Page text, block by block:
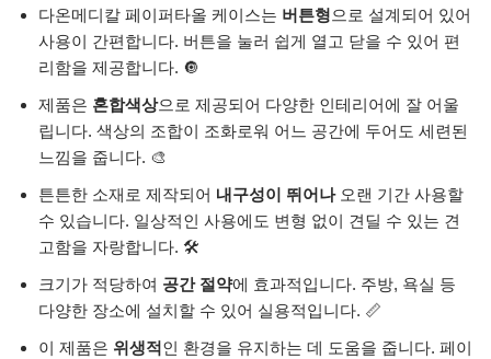
다온메디칼 페이퍼타올 케이스는 버튼형으로 설계되어 있어
사용이 간편합니다. 버튼을 눌러 쉽게 열고 닫을 수 있어 편
리함을 제공합니다. 🔘
제품은 혼합색상으로 제공되어 다양한 인테리어에 잘 어울
립니다. 색상의 조합이 조화로워 어느 공간에 두어도 세련된
느낌을 줍니다. 🎨
튼튼한 소재로 제작되어 내구성이 뛰어나오랜 기간 사용할
수 있습니다. 일상적인 사용에도 변형 없이 견딜 수 있는 견
고함을 자랑합니다. 🛠️
크기가 적당하여 공간 절약에 효과적입니다. 주방, 욕실 등
다양한 장소에 설치할 수 있어 실용적입니다. 📏
이 제품은 위생적인 환경을 유지하는 데 도움을 줍니다. 페이